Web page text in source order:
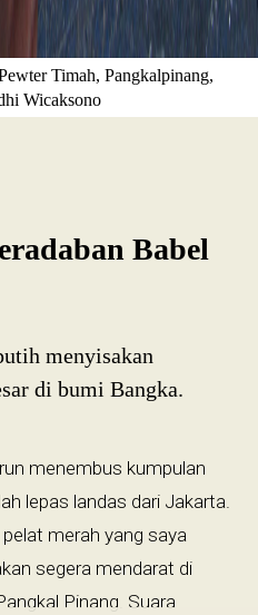
Timah, Pangkalpinang,
Wicaksono
Babel
menyisakan
di bumi Bangka.
menembus kumpulan
lepas landas dari Jakarta.
merah yang saya
segera mendarat di
Pinang. Suara